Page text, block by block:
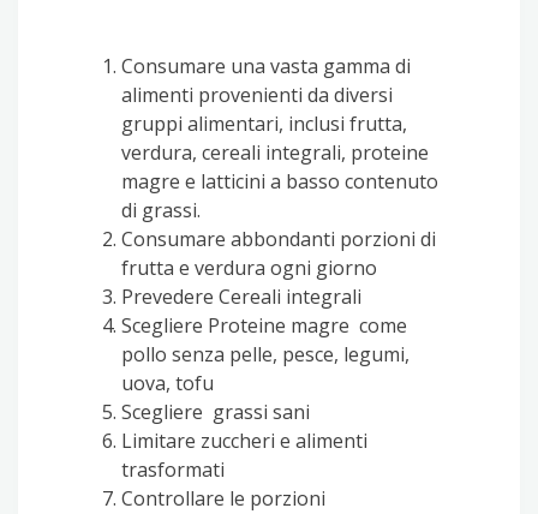
Consumare una vasta gamma di
alimenti provenienti da diversi
gruppi alimentari, inclusi frutta,
verdura, cereali integrali, proteine ​​
magre e latticini a basso contenuto
di grassi.
Consumare abbondanti porzioni di
frutta e verdura ogni giorno
Prevedere Cereali integrali
Scegliere Proteine ​​magre come
pollo senza pelle, pesce, legumi,
uova, tofu
Scegliere grassi sani
Limitare zuccheri e alimenti
trasformati
Controllare le porzioni